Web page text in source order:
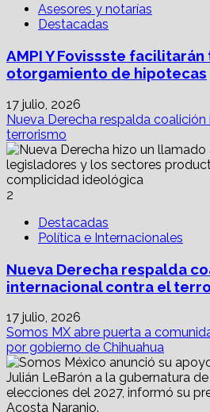
Asesores y notarías
Destacadas
AMPI Y Fovissste
otorgamiento de hipotecas
17 julio, 2026
Nueva Derecha respalda
terrorismo
2
Destacadas
Política e Internacionales
Nueva Derecha respalda
internacional contra el
17 julio, 2026
Somos MX abre puerta a
por gobierno de Chihuahua